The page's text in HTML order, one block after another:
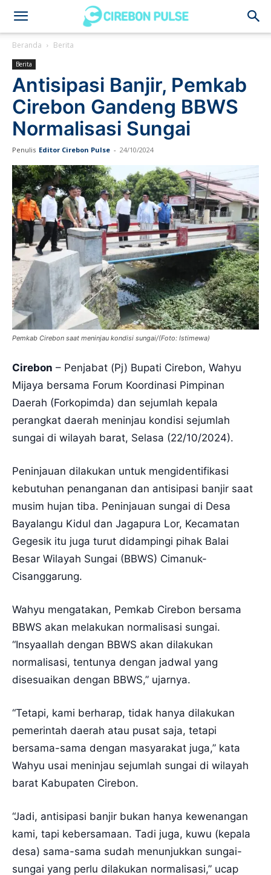
Cirebon
Pulse
Beranda Berita
Berita
Antisipasi Banjir, Pemkab
Cirebon Gandeng BBWS
Normalisasi Sungai
Penulis Editor Cirebon Pulse - 24/10/2024
Pemkab Cirebon saat meninjau kondisi sungai/(Foto: Istimewa)
Cirebon – Penjabat (Pj) Bupati Cirebon, Wahyu
Mijaya bersama Forum Koordinasi Pimpinan
Daerah (Forkopimda) dan sejumlah kepala
perangkat daerah meninjau kondisi sejumlah
sungai di wilayah barat, Selasa (22/10/2024).
Peninjauan dilakukan untuk mengidentifikasi
kebutuhan penanganan dan antisipasi banjir saat
musim hujan tiba. Peninjauan sungai di Desa
Bayalangu Kidul dan Jagapura Lor, Kecamatan
Gegesik itu juga turut didampingi pihak Balai
Besar Wilayah Sungai (BBWS) Cimanuk-
Cisanggarung.
Wahyu mengatakan, Pemkab Cirebon bersama
BBWS akan melakukan normalisasi sungai.
“Insyaallah dengan BBWS akan dilakukan
normalisasi, tentunya dengan jadwal yang
disesuaikan dengan BBWS,” ujarnya.
“Tetapi, kami berharap, tidak hanya dilakukan
pemerintah daerah atau pusat saja, tetapi
bersama-sama dengan masyarakat juga,” kata
Wahyu usai meninjau sejumlah sungai di wilayah
barat Kabupaten Cirebon.
“Jadi, antisipasi banjir bukan hanya kewenangan
kami, tapi kebersamaan. Tadi juga, kuwu (kepala
desa) sama-sama sudah menunjukkan sungai-
sungai yang perlu dilakukan normalisasi,” ucap